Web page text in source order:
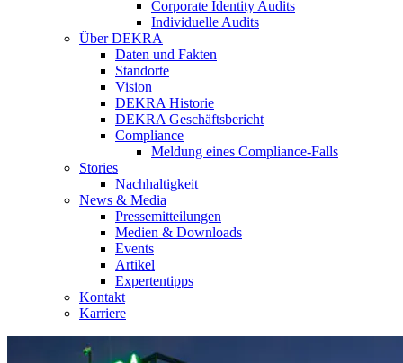
Corporate Identity Audits
Individuelle Audits
Über DEKRA
Daten und Fakten
Standorte
Vision
DEKRA Historie
DEKRA Geschäftsbericht
Compliance
Meldung eines Compliance-Falls
Stories
Nachhaltigkeit
News & Media
Pressemitteilungen
Medien & Downloads
Events
Artikel
Expertentipps
Kontakt
Karriere